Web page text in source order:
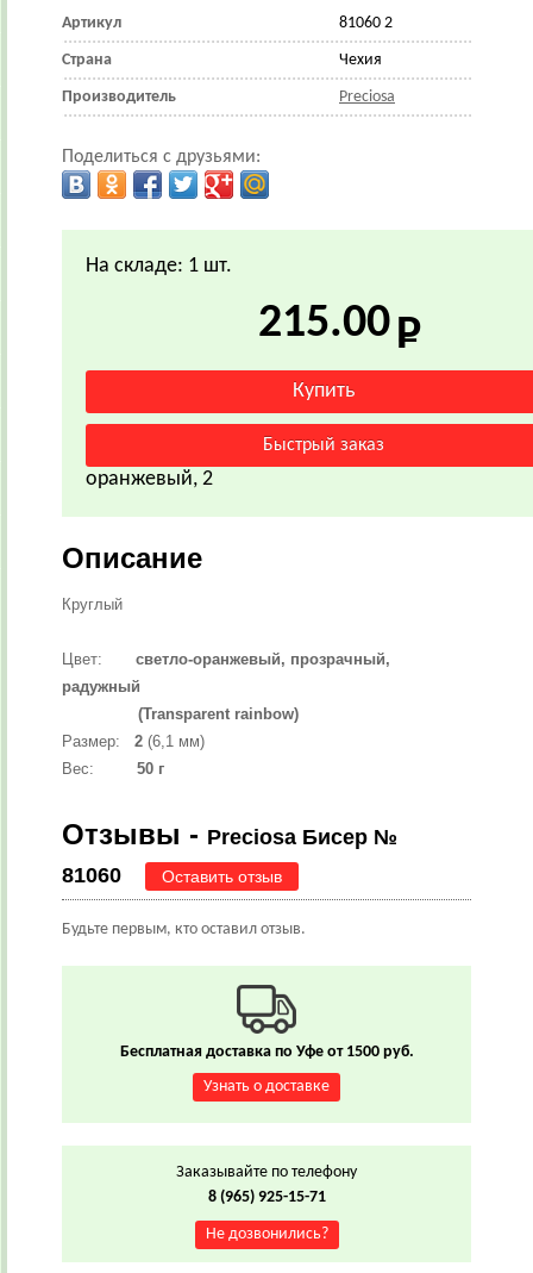
Артикул 81060 2
Страна Чехия
Производитель Preciosa
Поделиться с друзьями:
На складе: 1 шт.
215.00
оранжевый, 2
Описание
Круглый
Цвет: светло-оранжевый, прозрачный,
радужный
(Transparent rainbow)
Размер:
2 (6,1 мм)
Вес:
50 г
Отзывы - Preciosa Бисер №
81060
Оставить отзыв
Будьте первым, кто оставил отзыв.
Бесплатная доставка по Уфе от 1500 руб.
Узнать о доставке
Заказывайте по телефону
8 (965) 925-15-71
Не дозвонились?